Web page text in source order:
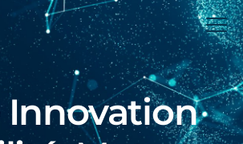
Innovation